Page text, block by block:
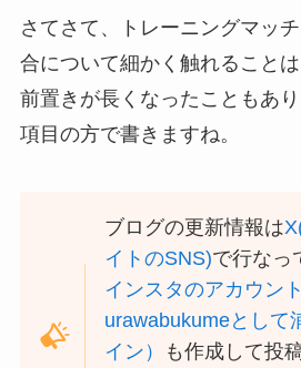
さてさて、トレーニングマッ
合について細かく触れることは
前置きが長くなったこともあ
項目の方で書きますね。
ブログの更新情報は
イトのSNS)で行なっ
インスタのアカウン
urawabukumeとして
イン）
も作成して投